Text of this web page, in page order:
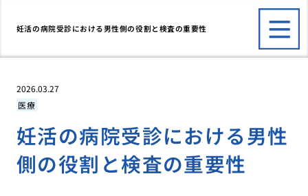
妊活の病院受診における男性側の役割と検査の重要性
2026.03.27
医療
妊活の病院受診における男性
側の役割と検査の重要性